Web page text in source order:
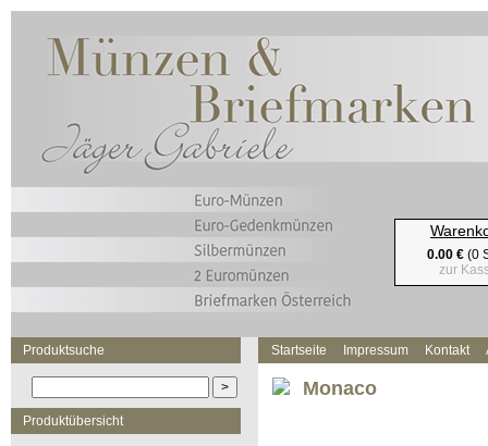
0.00 € (0
zur
Produktsuche
Produktübersicht
Startseite Impressum Kontakt
Monaco